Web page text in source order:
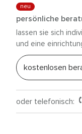
neu
persönliche
lassen sie sich
und eine
kostenlosen
oder telefonisch: